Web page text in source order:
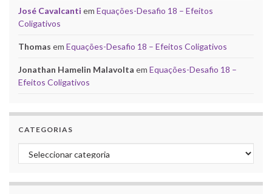
José Cavalcanti em Equações-Desafio 18 – Efeitos
Coligativos
Thomas em Equações-Desafio 18 – Efeitos Coligativos
Jonathan Hamelin Malavolta em Equações-Desafio 18 –
Efeitos Coligativos
CATEGORIAS
Categorias